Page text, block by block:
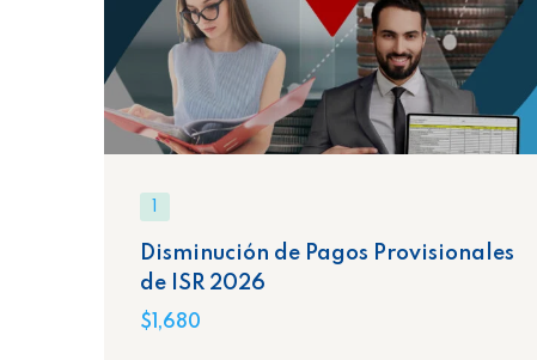
Disminución de Pagos Provisionales
de ISR 2026
$1,680